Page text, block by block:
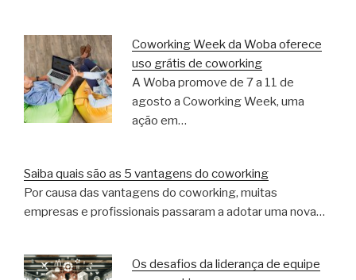
Coworking Week da Woba oferece
uso grátis de coworking
A Woba promove de 7 a 11 de
agosto a Coworking Week, uma
ação em…
Saiba quais são as 5 vantagens do coworking
Por causa das vantagens do coworking, muitas
empresas e profissionais passaram a adotar uma nova…
Os desafios da liderança de equipe